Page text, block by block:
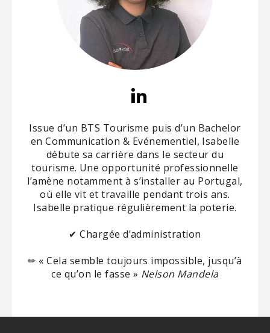
Issue d’un BTS Tourisme puis d’un Bachelor
en Communication & Evénementiel, Isabelle
débute sa carrière dans le secteur du
tourisme. Une opportunité professionnelle
l’amène notamment à s’installer au Portugal,
où elle vit et travaille pendant trois ans.
Isabelle pratique régulièrement la poterie.
✔ Chargée d’administration
✏ «Cela semble toujours impossible, jusqu’à
ce qu’on le fasse » Nelson Mandela